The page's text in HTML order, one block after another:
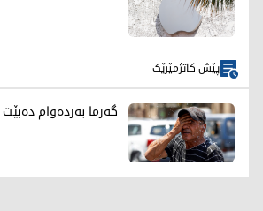
پێش کاتژمێرێک
گەرما بەردەوام دەبێت